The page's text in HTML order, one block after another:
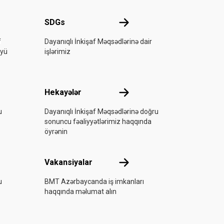
SDGs SDGs
Dayanıqlı İnkişaf Məqsədlərinə dair
işlərimiz
Hekayələr Hekayələr
Dayanıqlı İnkişaf Məqsədlərinə doğru
sonuncu fəaliyyətlərimiz haqqında
öyrənin
Vakansiyalar Vakansiyalar
BMT Azərbaycanda iş imkanları
haqqında məlumat alın